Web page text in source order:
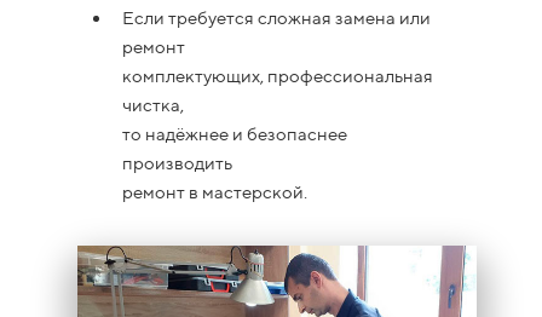
Если требуется сложная замена или
ремонт
комплектующих, профессиональная
чистка,
то надёжнее и безопаснее
производить
ремонт в мастерской.